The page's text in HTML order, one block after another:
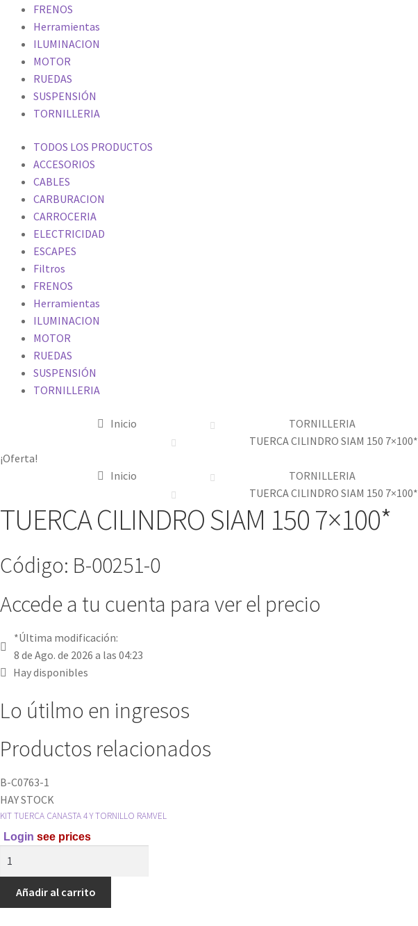
FRENOS
Herramientas
ILUMINACION
MOTOR
RUEDAS
SUSPENSIÓN
TORNILLERIA
TODOS LOS PRODUCTOS
ACCESORIOS
CABLES
CARBURACION
CARROCERIA
ELECTRICIDAD
ESCAPES
Filtros
FRENOS
Herramientas
ILUMINACION
MOTOR
RUEDAS
SUSPENSIÓN
TORNILLERIA
Inicio TORNILLERIA
TUERCA CILINDRO SIAM 150 7×100*
¡Oferta!
Inicio
TORNILLERIA
TUERCA CILINDRO SIAM 150 7×100*
TUERCA CILINDRO SIAM 150 7×100*
Código: B-00251-0
Accede a tu cuenta para ver el precio
*Última modificación:
8 de Ago. de 2026 a las 04:23
Hay disponibles
Lo útilmo en ingresos
Productos relacionados
B-C0763-1
HAY STOCK
KIT TUERCA CANASTA 4 Y TORNILLO RAMVEL
Login see prices
CANASTA
4
Añadir al carrito